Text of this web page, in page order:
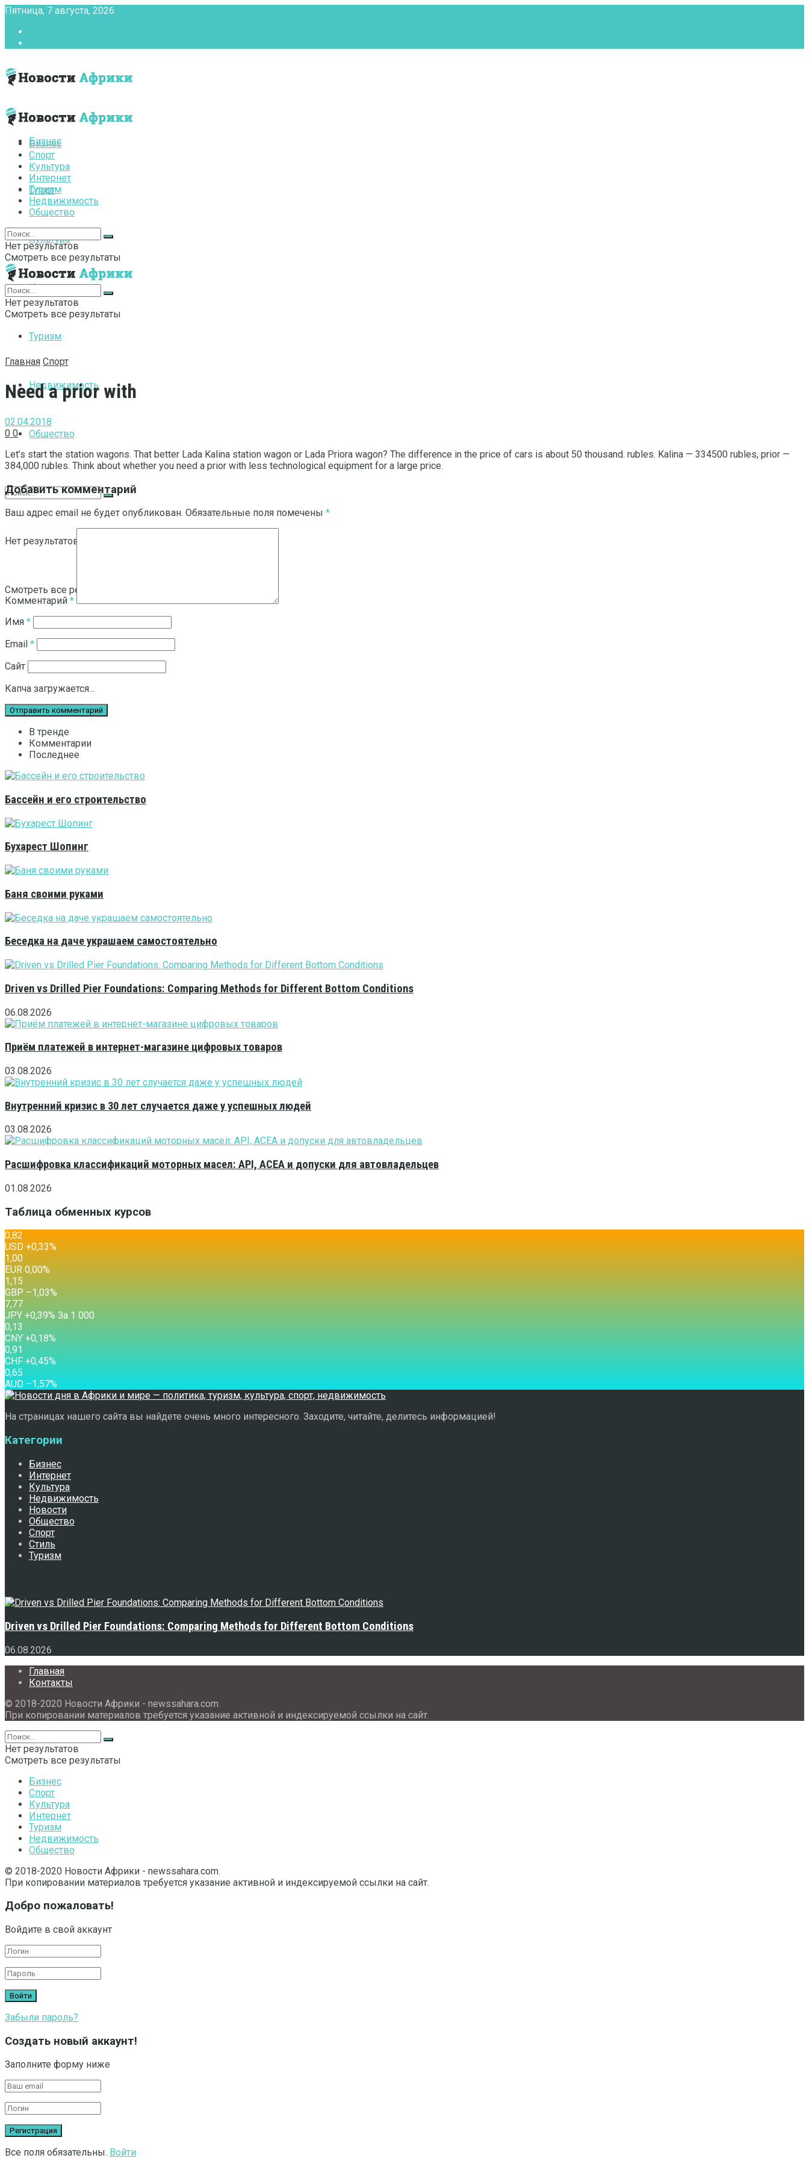
Пятница, 7 августа, 2026
Бизнес
Спорт
Культура
Интернет
Туризм
Недвижимость
Общество
Нет результатов
Смотреть все результаты
Бизнес
Спорт
Культура
Интернет
Туризм
Недвижимость
Общество
Нет результатов
Смотреть все результаты
Нет результатов
Смотреть все результаты
Главная Спорт
Need a prior with
02.04.2018
0 0
Let’s start the station wagons. That better Lada Kalina station wagon or Lada Priora wagon? The difference in the price of cars is about 50 thousand. rubles. Kalina — 334500 rubles, prior —
384,000 rubles. Think about whether you need a prior with less technological equipment for a large price.
Добавить комментарий
Ваш адрес email не будет опубликован. Обязательные поля помечены *
Комментарий *
Имя *
Email *
Сайт
Капча загружается...
В тренде
Комментарии
Последнее
Бассейн и его строительство
Бухарест Шопинг
Баня своими руками
Беседка на даче украшаем самостоятельно
Driven vs Drilled Pier Foundations: Comparing Methods for Different Bottom Conditions
06.08.2026
Приём платежей в интернет-магазине цифровых товаров
03.08.2026
Внутренний кризис в 30 лет случается даже у успешных людей
03.08.2026
Расшифровка классификаций моторных масел: API, ACEA и допуски для автовладельцев
01.08.2026
Таблица обменных курсов
0,82
USD +0,33%
1,00
EUR 0,00%
1,15
GBP –1,03%
7,77
JPY +0,39% За 1 000
0,13
CNY +0,18%
0,91
CHF +0,45%
0,65
AUD –1,57%
На страницах нашего сайта вы найдете очень много интересного. Заходите, читайте, делитесь информацией!
Категории
Бизнес
Интернет
Культура
Недвижимость
Новости
Общество
Спорт
Стиль
Туризм
Driven vs Drilled Pier Foundations: Comparing Methods for Different Bottom Conditions
06.08.2026
Главная
Контакты
© 2018-2020 Новости Африки - newssahara.com.
При копировании материалов требуется указание активной и индексируемой ссылки на сайт.
Нет результатов
Смотреть все результаты
Бизнес
Спорт
Культура
Интернет
Туризм
Недвижимость
Общество
© 2018-2020 Новости Африки - newssahara.com.
При копировании материалов требуется указание активной и индексируемой ссылки на сайт.
Добро пожаловать!
Войдите в свой аккаунт
Забыли пароль?
Создать новый аккаунт!
Заполните форму ниже
Все поля обязательны. Войти